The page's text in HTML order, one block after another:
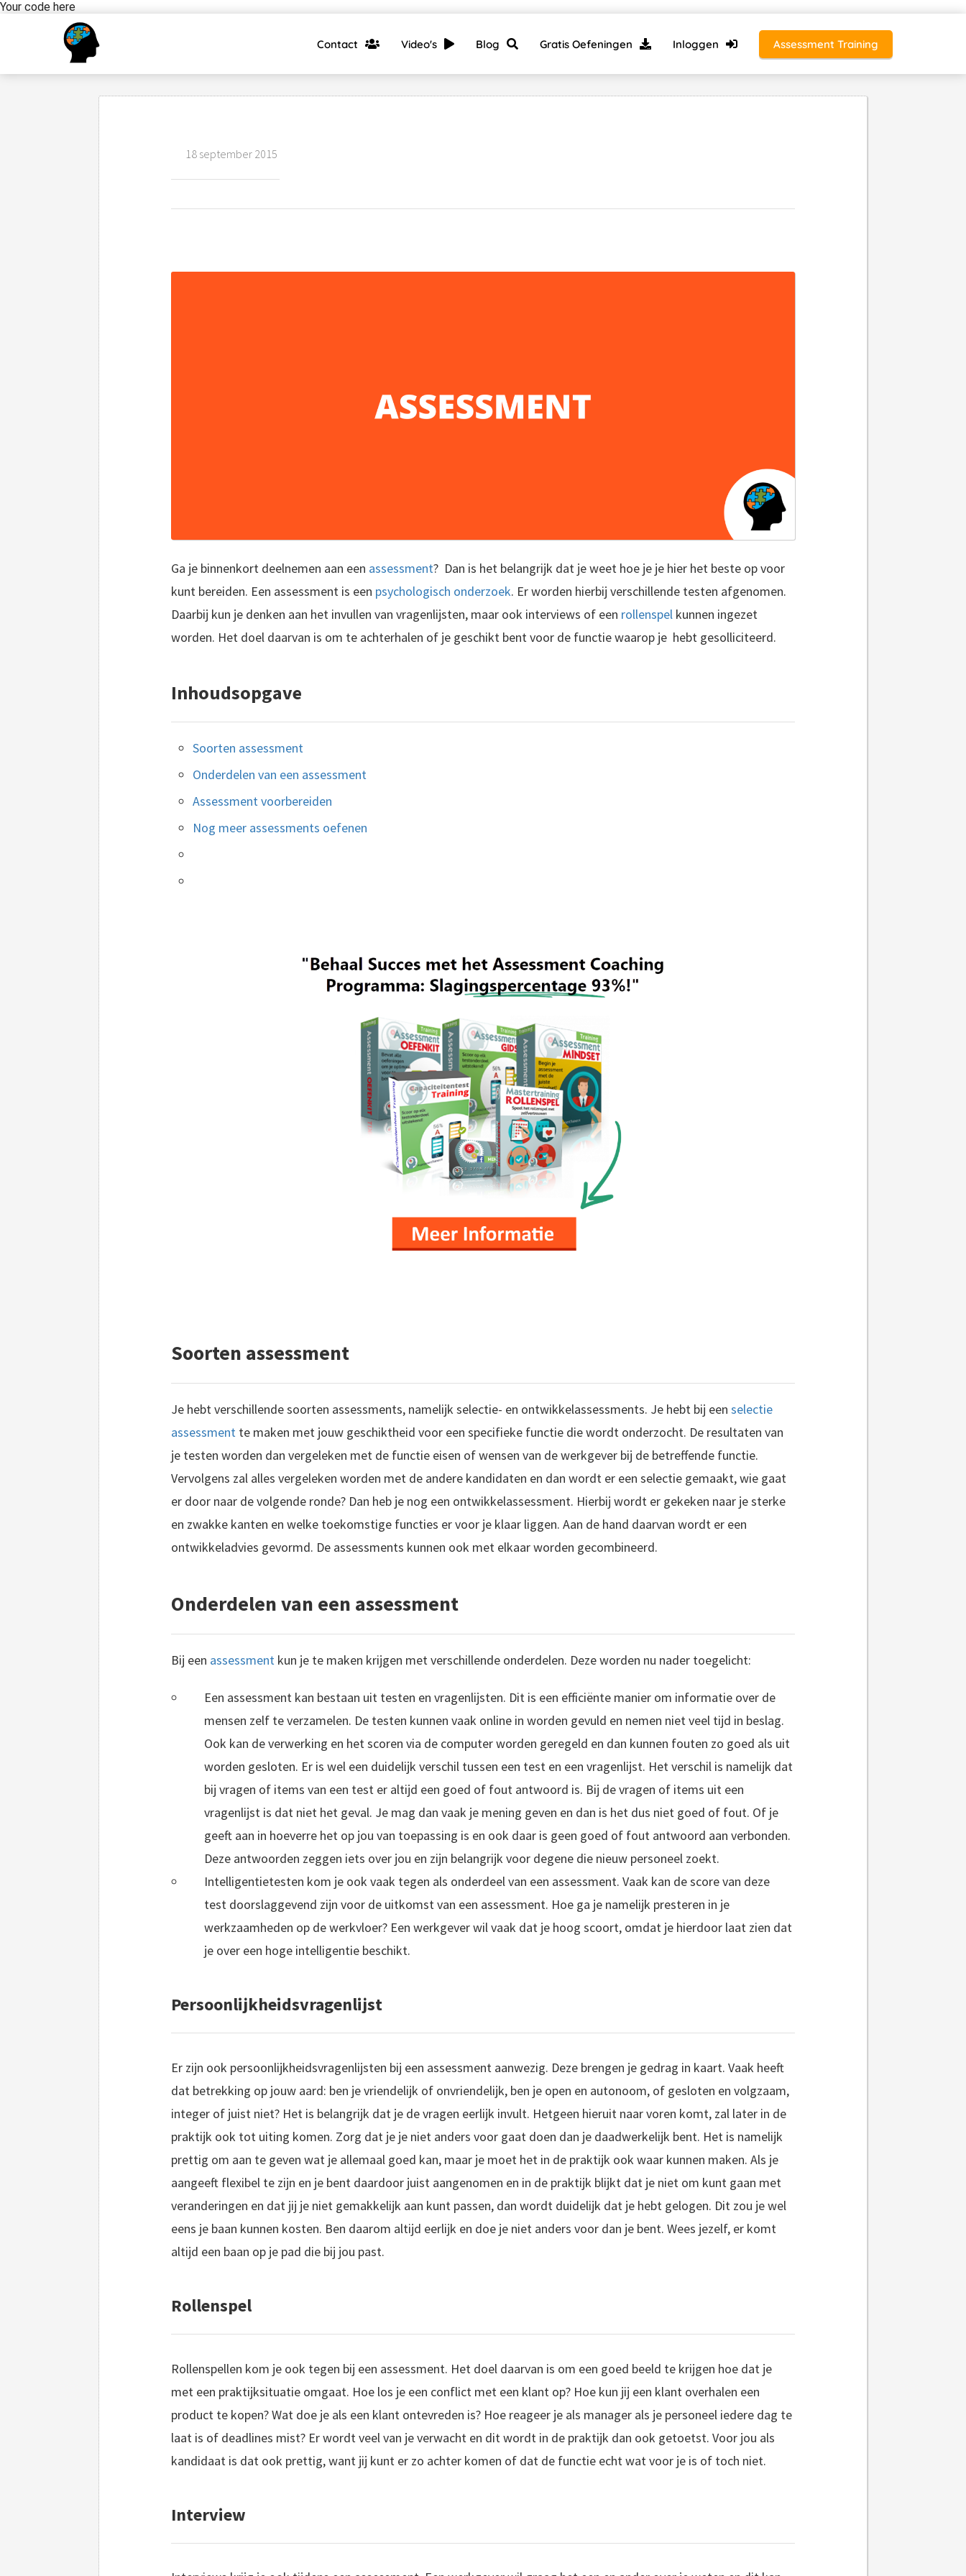
Your code here
Contact Video's Blog Gratis Oefeningen Inloggen Assessment Training
18 september 2015
Ga je binnenkort deelnemen aan een assessment? Dan is het belangrijk dat je weet hoe je je hier het beste op voor
kunt bereiden. Een assessment is een psychologisch onderzoek. Er worden hierbij verschillende testen afgenomen.
Daarbij kun je denken aan het invullen van vragenlijsten, maar ook interviews of een rollenspel kunnen ingezet
worden. Het doel daarvan is om te achterhalen of je geschikt bent voor de functie waarop je hebt gesolliciteerd.
Inhoudsopgave
Soorten assessment
Onderdelen van een assessment
Assessment voorbereiden
Nog meer assessments oefenen
Soorten assessment
Je hebt verschillende soorten assessments, namelijk selectie- en ontwikkelassessments. Je hebt bij een selectie
assessment te maken met jouw geschiktheid voor een specifieke functie die wordt onderzocht. De resultaten van
je testen worden dan vergeleken met de functie eisen of wensen van de werkgever bij de betreffende functie.
Vervolgens zal alles vergeleken worden met de andere kandidaten en dan wordt er een selectie gemaakt, wie gaat
er door naar de volgende ronde? Dan heb je nog een ontwikkelassessment. Hierbij wordt er gekeken naar je sterke
en zwakke kanten en welke toekomstige functies er voor je klaar liggen. Aan de hand daarvan wordt er een
ontwikkeladvies gevormd. De assessments kunnen ook met elkaar worden gecombineerd.
Onderdelen van een assessment
Bij een assessment kun je te maken krijgen met verschillende onderdelen. Deze worden nu nader toegelicht:
Een assessment kan bestaan uit testen en vragenlijsten. Dit is een efficiënte manier om informatie over de
mensen zelf te verzamelen. De testen kunnen vaak online in worden gevuld en nemen niet veel tijd in beslag.
Ook kan de verwerking en het scoren via de computer worden geregeld en dan kunnen fouten zo goed als uit
worden gesloten. Er is wel een duidelijk verschil tussen een test en een vragenlijst. Het verschil is namelijk dat
bij vragen of items van een test er altijd een goed of fout antwoord is. Bij de vragen of items uit een
vragenlijst is dat niet het geval. Je mag dan vaak je mening geven en dan is het dus niet goed of fout. Of je
geeft aan in hoeverre het op jou van toepassing is en ook daar is geen goed of fout antwoord aan verbonden.
Deze antwoorden zeggen iets over jou en zijn belangrijk voor degene die nieuw personeel zoekt.
Intelligentietesten kom je ook vaak tegen als onderdeel van een assessment. Vaak kan de score van deze
test doorslaggevend zijn voor de uitkomst van een assessment. Hoe ga je namelijk presteren in je
werkzaamheden op de werkvloer? Een werkgever wil vaak dat je hoog scoort, omdat je hierdoor laat zien dat
je over een hoge intelligentie beschikt.
Persoonlijkheidsvragenlijst
Er zijn ook persoonlijkheidsvragenlijsten bij een assessment aanwezig. Deze brengen je gedrag in kaart. Vaak heeft
dat betrekking op jouw aard: ben je vriendelijk of onvriendelijk, ben je open en autonoom, of gesloten en volgzaam,
integer of juist niet? Het is belangrijk dat je de vragen eerlijk invult. Hetgeen hieruit naar voren komt, zal later in de
praktijk ook tot uiting komen. Zorg dat je je niet anders voor gaat doen dan je daadwerkelijk bent. Het is namelijk
prettig om aan te geven wat je allemaal goed kan, maar je moet het in de praktijk ook waar kunnen maken. Als je
aangeeft flexibel te zijn en je bent daardoor juist aangenomen en in de praktijk blijkt dat je niet om kunt gaan met
veranderingen en dat jij je niet gemakkelijk aan kunt passen, dan wordt duidelijk dat je hebt gelogen. Dit zou je wel
eens je baan kunnen kosten. Ben daarom altijd eerlijk en doe je niet anders voor dan je bent. Wees jezelf, er komt
altijd een baan op je pad die bij jou past.
Rollenspel
Rollenspellen kom je ook tegen bij een assessment. Het doel daarvan is om een goed beeld te krijgen hoe dat je
met een praktijksituatie omgaat. Hoe los je een conflict met een klant op? Hoe kun jij een klant overhalen een
product te kopen? Wat doe je als een klant ontevreden is? Hoe reageer je als manager als je personeel iedere dag te
laat is of deadlines mist? Er wordt veel van je verwacht en dit wordt in de praktijk dan ook getoetst. Voor jou als
kandidaat is dat ook prettig, want jij kunt er zo achter komen of dat de functie echt wat voor je is of toch niet.
Interview